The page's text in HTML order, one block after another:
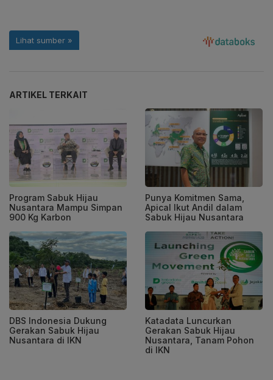
ARTIKEL TERKAIT
Program Sabuk Hijau
Nusantara Mampu Simpan
900 Kg Karbon
Punya Komitmen Sama,
Apical Ikut Andil dalam
Sabuk Hijau Nusantara
DBS Indonesia Dukung
Gerakan Sabuk Hijau
Nusantara di IKN
Katadata Luncurkan
Gerakan Sabuk Hijau
Nusantara, Tanam Pohon
di IKN